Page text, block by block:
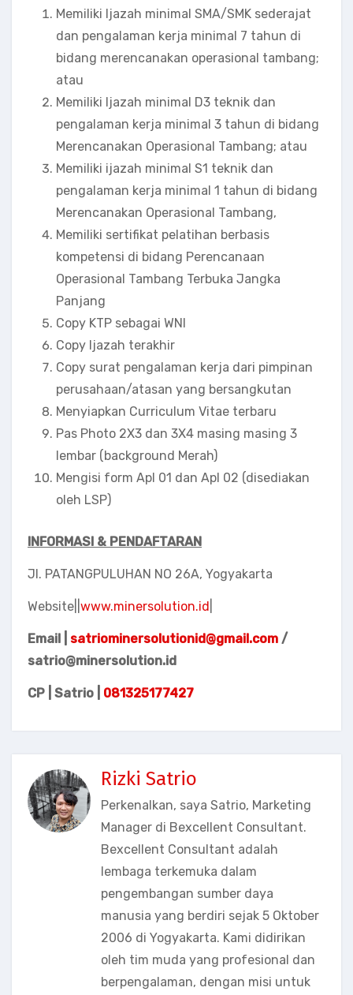
Memiliki Ijazah minimal SMA/SMK sederajat
dan pengalaman kerja minimal 7 tahun di
bidang merencanakan operasional tambang;
atau
Memiliki Ijazah minimal D3 teknik dan
pengalaman kerja minimal 3 tahun di bidang
Merencanakan Operasional Tambang; atau
Memiliki ijazah minimal S1 teknik dan
pengalaman kerja minimal 1 tahun di bidang
Merencanakan Operasional Tambang,
Memiliki sertifikat pelatihan berbasis
kompetensi di bidang Perencanaan
Operasional Tambang Terbuka Jangka
Panjang
Copy KTP sebagai WNI
Copy Ijazah terakhir
Copy surat pengalaman kerja dari pimpinan
perusahaan/atasan yang bersangkutan
Menyiapkan Curriculum Vitae terbaru
Pas Photo 2X3 dan 3X4 masing masing 3
lembar (background Merah)
Mengisi form Apl 01 dan Apl 02 (disediakan
oleh LSP)
INFORMASI & PENDAFTARAN
Jl. PATANGPULUHAN NO 26A, Yogyakarta
Website|| www.minersolution.id
Email satriominersolutionid@gmail.com /
satrio@minersolution.id
CP | Satrio | 081325177427
Rizki Satrio
Perkenalkan, saya Satrio, Marketing
Manager di Bexcellent Consultant.
Bexcellent Consultant adalah
lembaga terkemuka dalam
pengembangan sumber daya
manusia yang berdiri sejak 5 Oktober
2006 di Yogyakarta. Kami didirikan
oleh tim muda yang profesional dan
berpengalaman, dengan misi untuk